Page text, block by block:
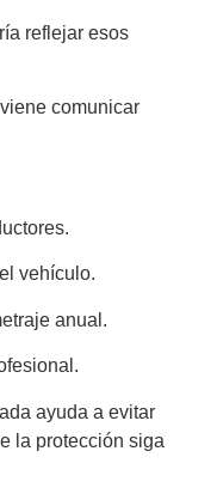
reflejar esos
comunicar
vehículo.
anual.
ayuda a evitar
la protección siga